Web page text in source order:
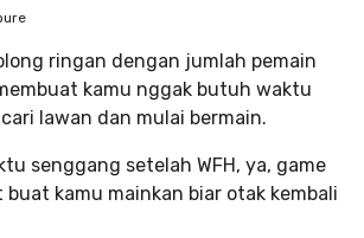
ringan dengan jumlah pemain
kamu nggak butuh waktu
lawan dan mulai bermain.
senggang setelah WFH, ya, game
buat kamu mainkan biar otak kembali